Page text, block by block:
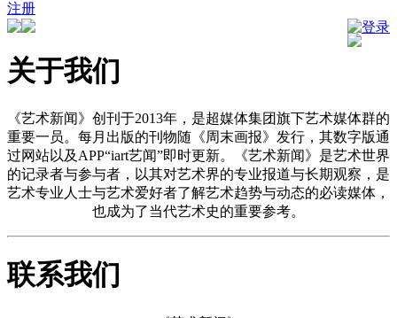
注册
登录
关于我们
《艺术新闻》创刊于2013年，是超媒体集团旗下艺术媒体群的
重要一员。每月出版的刊物随《周末画报》发行，其数字版通
过网站以及APP“iart艺闻”即时更新。《艺术新闻》是艺术世界
的记录者与参与者，以其对艺术界的专业报道与长期观察，是
艺术专业人士与艺术爱好者了解艺术趋势与动态的必读媒体，
也成为了当代艺术史的重要参考。
联系我们